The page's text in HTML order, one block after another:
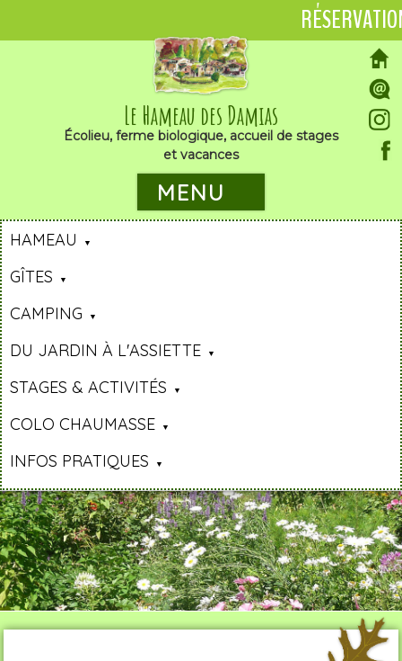
Le Hameau des Damias
Écolieu, ferme biologique, accueil de stages
et vacances
MENU
HAMEAU
GÎTES
CAMPING
DU JARDIN À L'ASSIETTE
STAGES & ACTIVITÉS
COLO CHAUMASSE
INFOS PRATIQUES